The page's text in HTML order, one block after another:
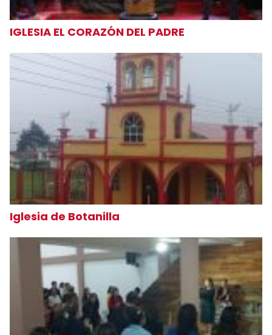
IGLESIA EL CORAZÓN DEL PADRE
Iglesia de Botanilla